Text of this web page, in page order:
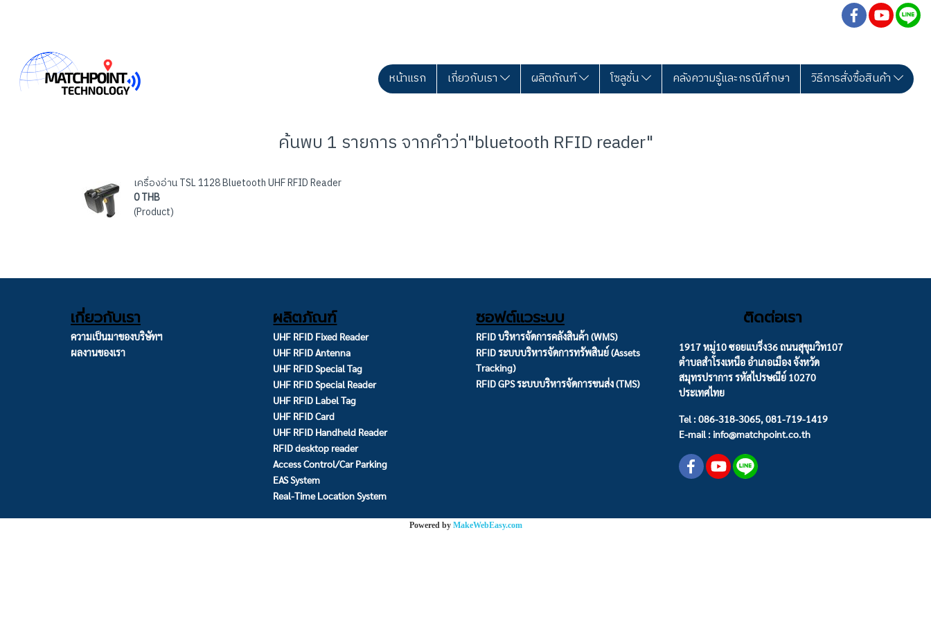
หน้าแรก เกี่ยวกับเรา ผลิตภัณฑ์ โซลูชั่น คลังความรู้และกรณีศึกษา วิธีการสั่งซื้อสินค้า
ค้นพบ 1 รายการ จากคำว่า"bluetooth RFID reader"
เครื่องอ่าน TSL 1128 Bluetooth UHF RFID Reader
0 THB
(Product)
เกี่ยวกับเรา
ความเป็นมาของบริษัทฯ
ผลงานของเรา
ผลิตภัณฑ์
UHF RFID Fixed Reader
UHF RFID Antenna
UHF RFID Special Tag
UHF RFID Special Reader
UHF RFID Label Tag
UHF RFID Card
UHF RFID Handheld Reader
RFID desktop reader
Access Control/Car Parking
EAS System
Real-Time Location System
ซอฟต์แวระบบ
RFID บริหารจัดการคลังสินค้า (WMS)
RFID ระบบบริหารจัดการทรัพสินย์ (Assets
Tracking)
RFID GPS ระบบบริหารจัดการขนส่ง (TMS)
ติดต่อเรา
1917 หมู่10 ซอยแบริ่ง36 ถนนสุขุมวิท107
ตำบลสำโรงเหนือ อำเภอเมือง จังหวัด
สมุทรปราการ รหัสไปรษณีย์ 10270
ประเทศไทย
Tel : 086-318-3065, 081-719-1419
E-mail : info@matchpoint.co.th
Powered by MakeWebEasy.com